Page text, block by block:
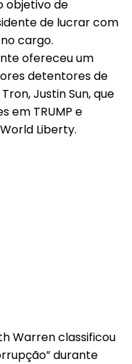
objetivo de
de lucrar com
cargo.
ofereceu um
detentores de
Justin Sun, que
em TRUMP e
Liberty.
Warren classificou
durante